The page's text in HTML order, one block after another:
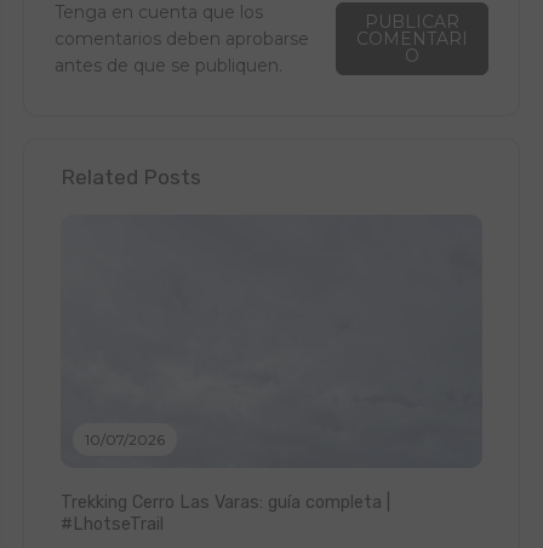
Tenga en cuenta que los
comentarios deben aprobarse
antes de que se publiquen.
PUBLICAR
COMENTARI
O
Related Posts
10/07/2026
Trekking Cerro Las Varas: guía completa |
#LhotseTrail